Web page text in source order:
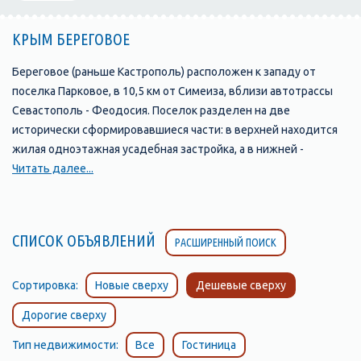
КРЫМ БЕРЕГОВОЕ
Береговое (раньше Кастрополь) расположен к западу от
поселка Парковое, в 10,5 км от Симеиза, вблизи автотрассы
Севастополь - Феодосия. Поселок разделен на две
исторически сформировавшиеся части: в верхней находится
жилая одноэтажная усадебная застройка, а в нижней -
приморская курортная зона.
живописному виду скала объявлена памятником природы и
находится под охраной государства. Наибольше впечатление
поднимается на высоту 120 метров и образует мыс. Скала
сложена из спилитовых и кератоспилитовых порфиритов,
переслаивающихся туфов, с включениями из обломков
изверженных пород.
Читать далее...
СПИСОК ОБЪЯВЛЕНИЙ РАСШИРЕННЫЙ ПОИСК
Сортировка: Новые сверху Дешевые сверху
Дорогие сверху
Тип недвижимости: Все Гостиница